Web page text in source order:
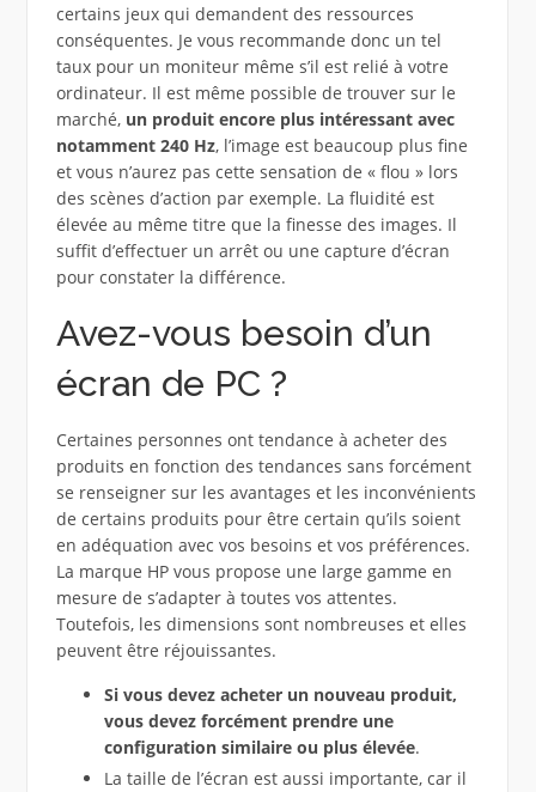
certains jeux qui demandent des ressources
conséquentes. Je vous recommande donc un tel
taux pour un moniteur même s’il est relié à votre
ordinateur. Il est même possible de trouver sur le
marché, un produit encore plus intéressant avec
notamment 240 Hz, l’image est beaucoup plus fine
et vous n’aurez pas cette sensation de « flou » lors
des scènes d’action par exemple. La fluidité est
élevée au même titre que la finesse des images. Il
suffit d’effectuer un arrêt ou une capture d’écran
pour constater la différence.
Avez-vous besoin d’un
écran de PC ?
Certaines personnes ont tendance à acheter des
produits en fonction des tendances sans forcément
se renseigner sur les avantages et les inconvénients
de certains produits pour être certain qu’ils soient
en adéquation avec vos besoins et vos préférences.
La marque HP vous propose une large gamme en
mesure de s’adapter à toutes vos attentes.
Toutefois, les dimensions sont nombreuses et elles
peuvent être réjouissantes.
Si vous devez acheter un nouveau produit,
vous devez forcément prendre une
configuration similaire ou plus élevée.
La taille de l’écran est aussi importante, car il